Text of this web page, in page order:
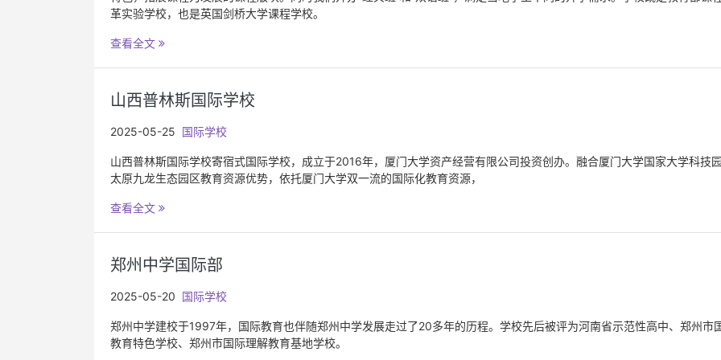
革实验学校，也是英国剑桥大学课程学校。
查看全文
山西普林斯国际学校
2025-05-25 国际学校
山西普林斯国际学校寄宿式国际学校，成立于2016年，厦门大学资产经营有限公司投资创办。融合厦门大学国家大学科技
太原九龙生态园区教育资源优势，依托厦门大学双一流的国际化教育资源，
查看全文
郑州中学国际部
2025-05-20 国际学校
郑州中学建校于1997年，国际教育也伴随郑州中学发展走过了20多年的历程。学校先后被评为河南省示范性高中、郑州市
教育特色学校、郑州市国际理解教育基地学校。